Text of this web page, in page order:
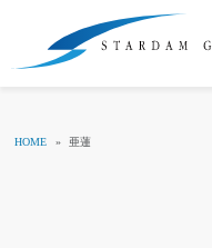
HOME » 亜蓮